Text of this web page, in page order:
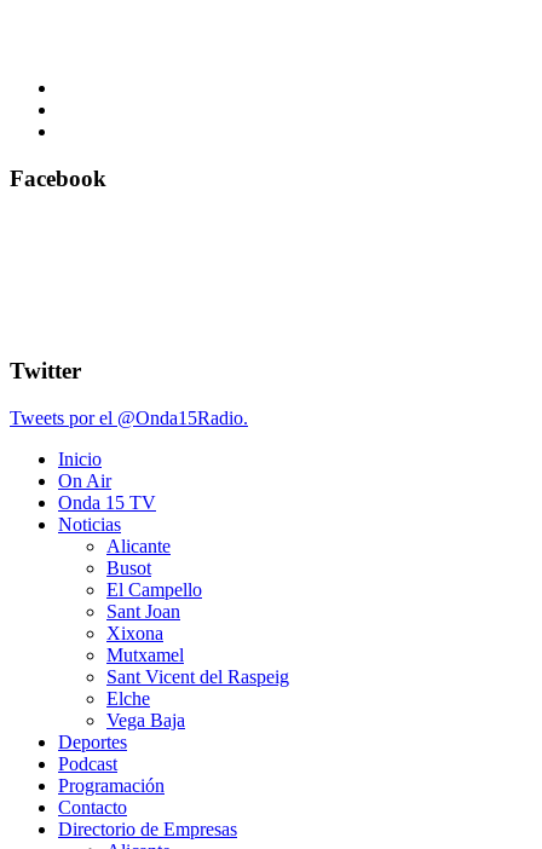
Facebook
Twitter
Tweets por el @Onda15Radio.
Inicio
On Air
Onda 15 TV
Noticias
Alicante
Busot
El Campello
Sant Joan
Xixona
Mutxamel
Sant Vicent del Raspeig
Elche
Vega Baja
Deportes
Podcast
Programación
Contacto
Directorio de Empresas